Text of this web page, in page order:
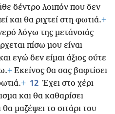
δέντρο λοιπόν που δεν
και θα ριχτεί στη φωτιά.+
λόγω της μετάνοιάς
πίσω μου είναι
εγώ δεν είμαι άξιος ούτε
+ Εκείνος θα σας βαφτίσει
+ 12 Έχει στο χέρι
και θα καθαρίσει
μαζέψει το σιτάρι του